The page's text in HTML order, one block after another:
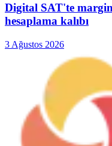
Digital SAT'te
hesaplama kalıbı
3 Ağustos 2026